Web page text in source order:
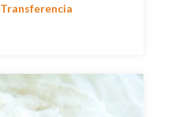
Transferencia